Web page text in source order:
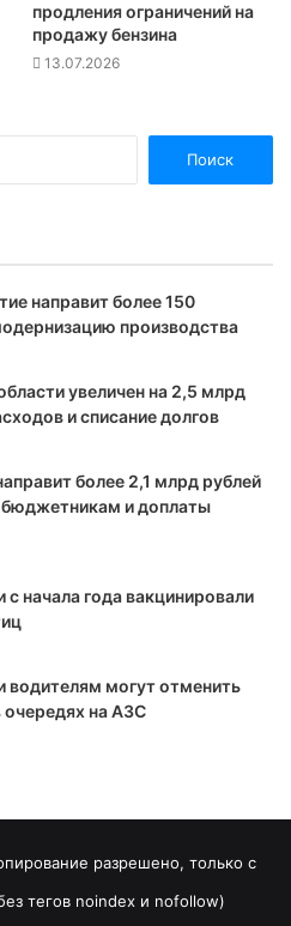
продления ограничений на
продажу бензина
13.07.2026
направит более 150
производства
увеличен на 2,5 млрд
и списание долгов
более 2,1 млрд рублей
и доплаты
начала года вакцинировали
водителям могут отменить
на АЗС
разрешено, только с
тегов noindex и nofollow)